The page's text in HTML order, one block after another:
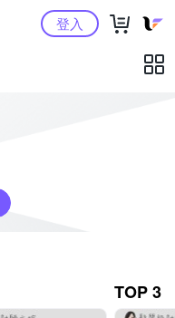
購物中心登入
TOP 3